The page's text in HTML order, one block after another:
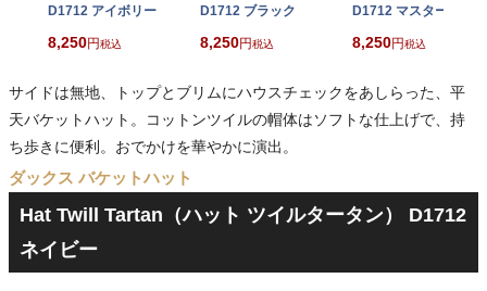
D1712 アイボリー
8,250 税込
D1712 ブラック
8,250 税込
D1712 マスタード
8,250 税込
サイドは無地、トップとブリムにハウスチェックをあしらった、平
天バケットハット。コットンツイルの帽体はソフトな仕上げで、持
ち歩きに便利。おでかけを華やかに演出。
ダックス バケットハット
Hat Twill Tartan（ハット ツイルタータン） D1712
ネイビー